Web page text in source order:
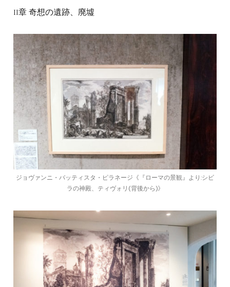
II章 奇想の遺跡、廃墟
ジョヴァンニ・バッティスタ・ピラネージ《『ローマの景観』より:シビ
ラの神殿、ティヴォリ(背後から)》